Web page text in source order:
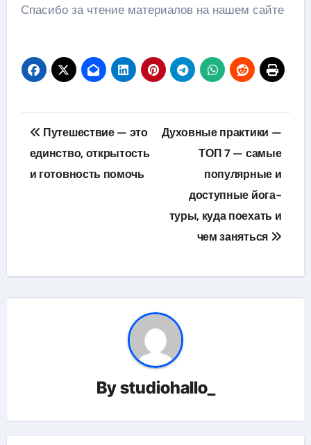
Спасибо за чтение материалов на нашем сайте
Навигация
по
записям
Путешествие — это
единство, открытость
и готовность помочь
Духовные практики —
ТОП 7 — самые
популярные и
доступные йога-
туры, куда поехать и
чем заняться
Bystudiohallo_